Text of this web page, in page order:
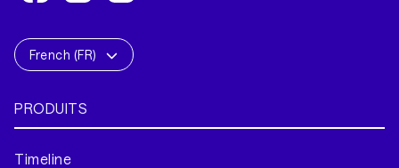
French (FR)
PRODUITS
Timeline